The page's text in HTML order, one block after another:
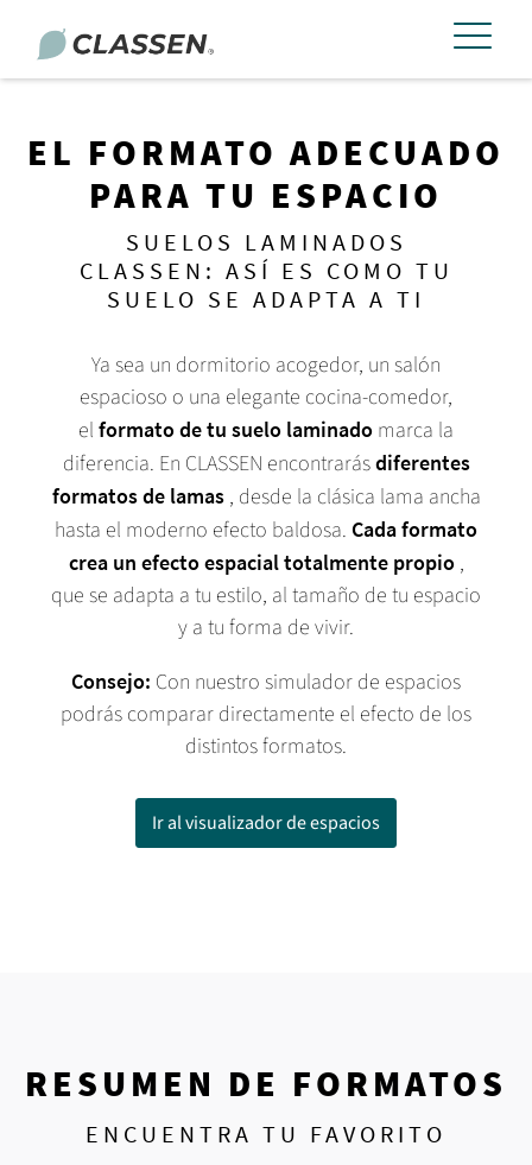
EL FORMATO ADECUADO
PARA TU ESPACIO
SUELOS LAMINADOS
CLASSEN: ASÍ ES COMO TU
SUELO SE ADAPTA A TI
Ya sea un dormitorio acogedor, un salón
espacioso o una elegante cocina-comedor,
el formato de tu suelo laminado marca la
diferencia. En CLASSEN encontrarásdiferentes
formatos de lamas, desde la clásica lama ancha
hasta el moderno efecto baldosa. Cada formato
crea un efecto espacial totalmente propio ,
que se adapta a tu estilo, al tamaño de tu espacio
y a tu forma de vivir.
Consejo: Con nuestro simulador de espacios
podrás comparar directamente el efecto de los
distintos formatos.
Ir al visualizador de espacios
RESUMEN DE FORMATOS
ENCUENTRA TU FAVORITO